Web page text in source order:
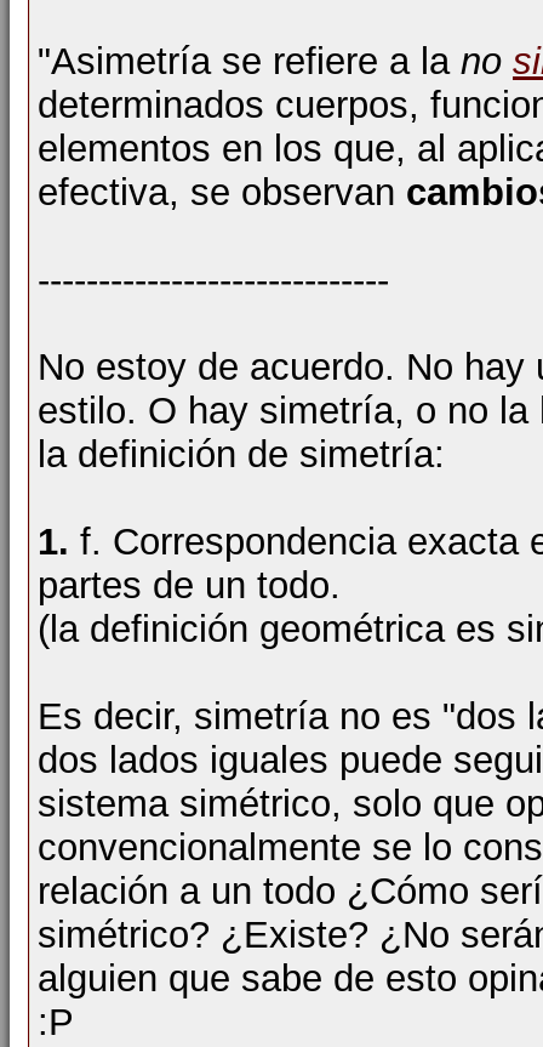
"Asimetría se refiere a la no
determinados cuerpos,
elementos en los que, al
efectiva, se observan
-----------------------------
No estoy de acuerdo. No
estilo. O hay simetría, o no la
la definición de simetría:
1. f. Correspondencia exacta
partes de un todo.
(la definición geométrica es
Es decir, simetría no es "dos
dos lados iguales puede
sistema simétrico, solo que
convencionalmente se lo
relación a un todo ¿Cómo
simétrico? ¿Existe? ¿No
alguien que sabe de esto
:P